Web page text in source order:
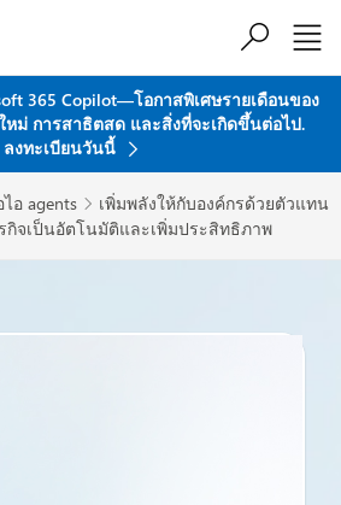
365 Copilot—โอกาสพิเศษรายเดือนของ
ม่ การสาธิตสด และสิ่งที่จะเกิดขึ้นต่อไป.
ลงทะเบียนวันนี้
ไอ agents 
เพิ่มพลังให้กับองค์กรด้วยตัวแทน
กิจเป็นอัตโนมัติและเพิ่มประสิทธิภาพ